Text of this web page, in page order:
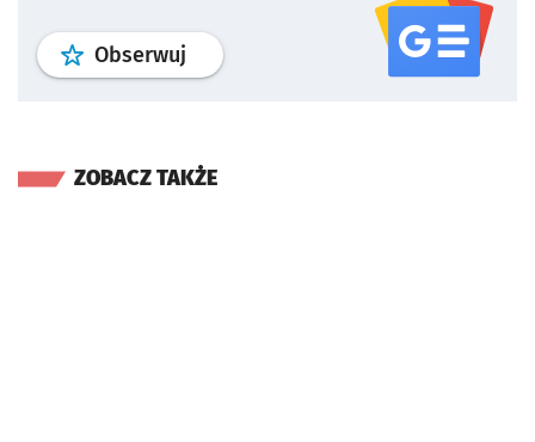
Obserwuj profil serwisu
ZOBACZ TAKŻE